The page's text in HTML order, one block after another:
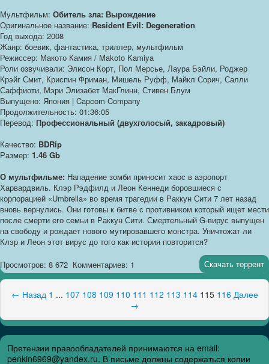
Мультфильм: Обитель зла: Вырождение
Оригинальное название: Resident Evil: Degeneration
Год выхода: 2008
Жанр: боевик, фантастика, триллер, мультфильм
Режиссер: Макото Камия / Makoto Kamiya
Роли озвучивали: Элисон Корт, Пол Мерсье, Лаура Бэйли, Роджер
Крэйг Смит, Криспин Фриман, Мишель Руфф, Майкл Сорич, Салли
Саффиоти, Мэри Элизабет МакГлинн, Стивен Блум
Выпущено: Япония | Capcom Company
Продолжительность: 01:36:05
Перевод: Профессиональный (двухголосый, закадровый)
Качество: BDRip
Размер: 1.46 Gb
О мультфильме: Нападение зомби приносит хаос в аэропорт
Харвардвиль. Клэр Рэдфилд и Леон Кеннеди боровшиеся с
корпорацией «Umbrella» во время трагедии в Раккун Сити 7 лет назад
вновь вернулись. Они готовы к битве с противником который ищет мести
после смерти его семьи в Раккун Сити. Смертельный G-вирус выпущен
на свободу и рождает нового мутировавшего монстра. Уничтожат ли
Клэр и Леон этот вирус до того как история повторится?
Просмотров: 8 672 Комментариев: 1 Скачать торрент
← Назад 1 ... 107 108 109 110 111 112 113 114 115 116 Далее
→
Претензии правообладателей принимаются на email:
penkin6969@yandex.ru. В письме должны содержаться копии